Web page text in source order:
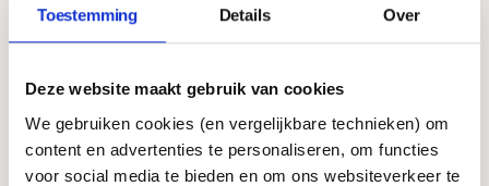
Toestemming Details Over
Deze website maakt gebruik van cookies
We gebruiken cookies (en vergelijkbare technieken) om
content en advertenties te personaliseren, om functies
voor social media te bieden en om ons websiteverkeer te
Standaardformulier publicatieplicht
standaardformulier publicatieplicht ANBI
algemeen
vind je alle informatie die we in het kader
van onze ANBI-status verplicht zijn te